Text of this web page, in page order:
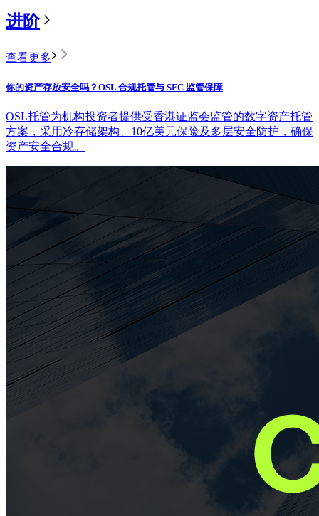
进阶
查看更多
你的资产存放安全吗？OSL 合规托管与 SFC 监管保障
OSL托管为机构投资者提供受香港证监会监管的数字资产托管
方案，采用冷存储架构、10亿美元保险及多层安全防护，确保
资产安全合规。